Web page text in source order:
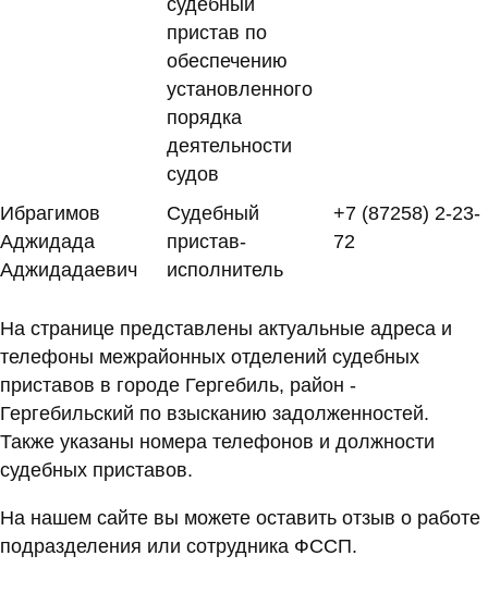
пристав по
обеспечению
установленного
порядка
деятельности
судов
Ибрагимов
Аджидада
Аджидадаевич
Судебный
пристав-
исполнитель
+7 (87258) 2-23-
72
На странице представлены актуальные адреса и
телефоны межрайонных отделений судебных
приставов в городе Гергебиль, район -
Гергебильский по взысканию задолженностей.
Также указаны номера телефонов и должности
судебных приставов.
На нашем сайте вы можете оставить отзыв о работе
подразделения или сотрудника ФССП.